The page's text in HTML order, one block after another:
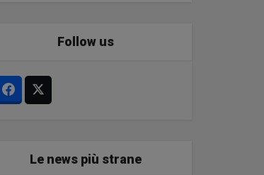
Follow us
Le news più strane